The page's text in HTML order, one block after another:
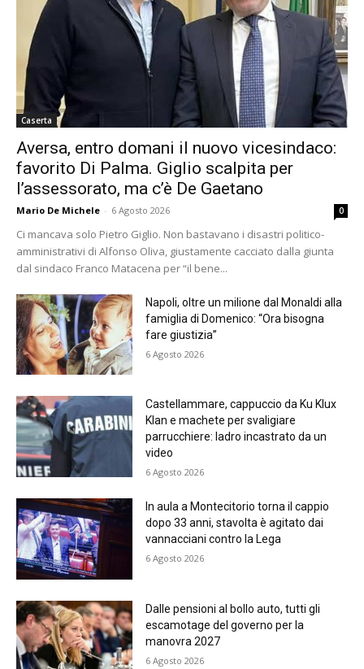
Caserta
Aversa, entro domani il nuovo vicesindaco:
favorito Di Palma. Giglio scalpita per
l’assessorato, ma c’è De Gaetano
Mario De Michele - 6 Agosto 2026 0
Ci mancava solo Pietro Giglio. Non bastavano i disastri politico-
amministrativi di Alfonso Oliva, giustamente cacciato dalla giunta
dal sindaco Franco Matacena per “il bene...
Napoli, oltre un milione dal Monaldi alla
famiglia di Domenico: “Ora bisogna
fare giustizia”
6 Agosto 2026
Castellammare, cappuccio da Ku Klux
Klan e machete per svaligiare
parrucchiere: ladro incastrato da un
video
6 Agosto 2026
In aula a Montecitorio torna il cappio
dopo 33 anni, stavolta è agitato dai
vannacciani contro la Lega
6 Agosto 2026
Dalle pensioni al bollo auto, tutti gli
escamotage del governo per la
manovra 2027
6 Agosto 2026